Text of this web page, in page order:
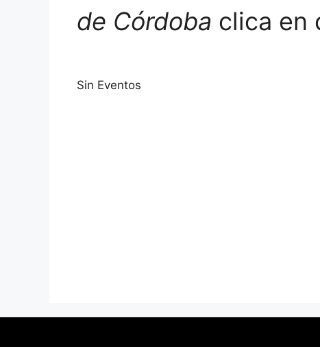
de Córdoba clica en
Sin Eventos